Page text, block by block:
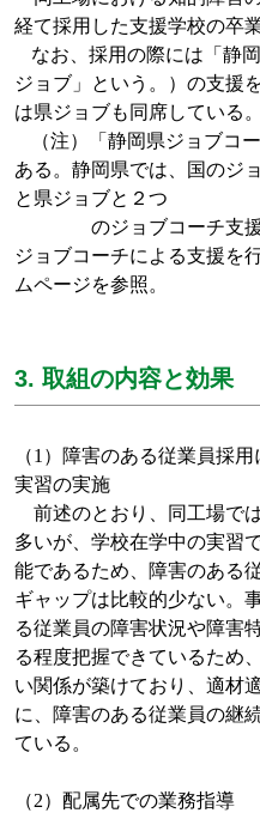
経て採用した支援学校の卒
なお、採用の際には「静
ジョブ」という。）の支援
は県ジョブも同席している。
（注）「静岡県ジョブコ
ある。静岡県では、国のジ
と県ジョブと２つ
のジョブコーチ支援制
ジョブコーチによる支援を
ムページを参照。
3. 取組の内容と効果
（1）障害のある従業員採
実習の実施
前述のとおり、同工場で
多いが、学校在学中の実習
能であるため、障害のある
ギャップは比較的少ない。
る従業員の障害状況や障害
る程度把握できているため
い関係が築けており、適材
に、障害のある従業員の継
ている。
（2）配属先での業務指導